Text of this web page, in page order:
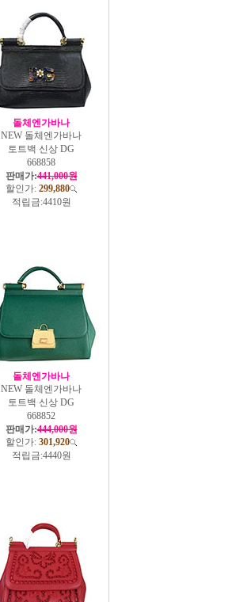
돌체엔가바나
NEW 돌체엔가바나
토트백 신상 DG
668858
판매가:441,000원
할인가: 299,880
적립금:4410원
돌체엔가바나
NEW 돌체엔가바나
토트백 신상 DG
668852
판매가:444,000원
할인가: 301,920
적립금:4440원